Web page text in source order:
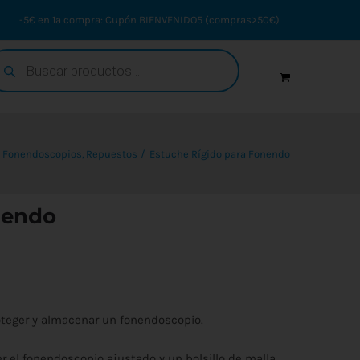
-5€ en 1ª compra: Cupón BIENVENIDO5 (compras>50€)
Fonendoscopios Repuestos Estuche Rígido para Fonendo
y almacenar un fonendoscopio.